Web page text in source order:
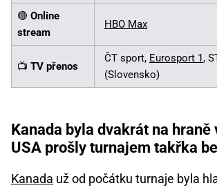
🔴 Online
stream
HBO Max
📺 TV přenos
ČT sport, Eurosport 1,
(Slovensko)
Kanada byla dvakrát na hraně
USA prošly turnajem takřka
Kanada už od počátku turnaje byla